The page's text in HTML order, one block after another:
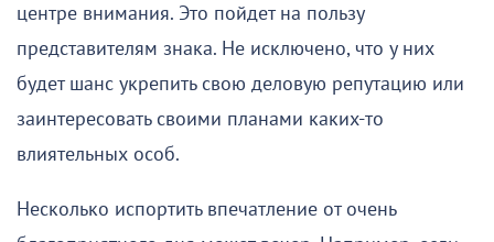
центре внимания. Это пойдет на пользу
представителям знака. Не исключено, что у них
будет шанс укрепить свою деловую репутацию или
заинтересовать своими планами каких-то
влиятельных особ.
Несколько испортить впечатление от очень